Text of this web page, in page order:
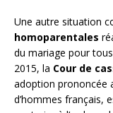
Une autre situation
homoparentales
du mariage pour
2015, la Cour de
adoption prononcée
d’hommes français,